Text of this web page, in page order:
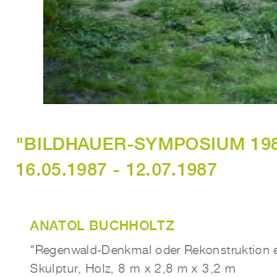
"BILDHAUER-SYMPOSIUM
16.05.1987 - 12.07.1987
ANATOL BUCHHOLTZ
"Regenwald-Denkmal oder Rekonstruktion
Skulptur, Holz, 8 m x 2,8 m x 3,2 m